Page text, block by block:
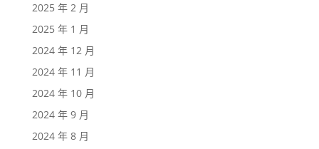
2025 年 2 月
2025 年 1 月
2024 年 12 月
2024 年 11 月
2024 年 10 月
2024 年 9 月
2024 年 8 月